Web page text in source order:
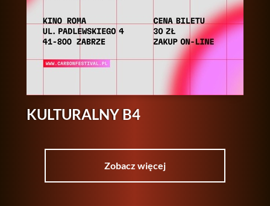
KULTURALNY B4
Zobacz więcej